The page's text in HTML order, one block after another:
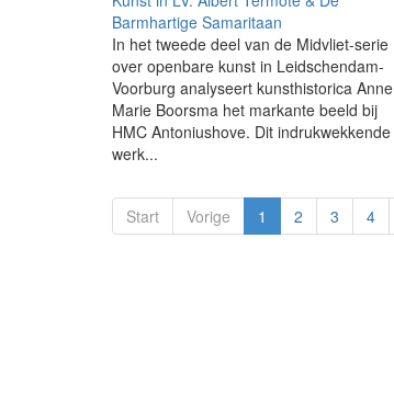
Barmhartige Samaritaan
In het tweede deel van de Midvliet-serie
over openbare kunst in Leidschendam-
Voorburg analyseert kunsthistorica Anne
Marie Boorsma het markante beeld bij
HMC Antoniushove. Dit indrukwekkende
werk...
Start Vorige 1 2 3 4